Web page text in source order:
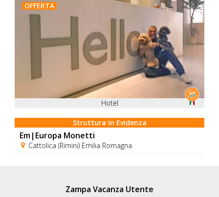
OFFERTA
Hotel
Struttura in Evidenza
Em|Europa Monetti
Cattolica (Rimini) Emilia Romagna
Zampa Vacanza Utente